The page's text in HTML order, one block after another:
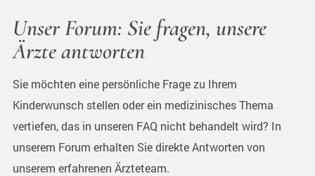
Unser Forum: Sie fragen, unsere
Ärzte antworten
Sie möchten eine persönliche Frage zu Ihrem
Kinderwunsch stellen oder ein medizinisches Thema
vertiefen, das in unseren FAQ nicht behandelt wird? In
unserem Forum erhalten Sie direkte Antworten von
unserem erfahrenen Ärzteteam.